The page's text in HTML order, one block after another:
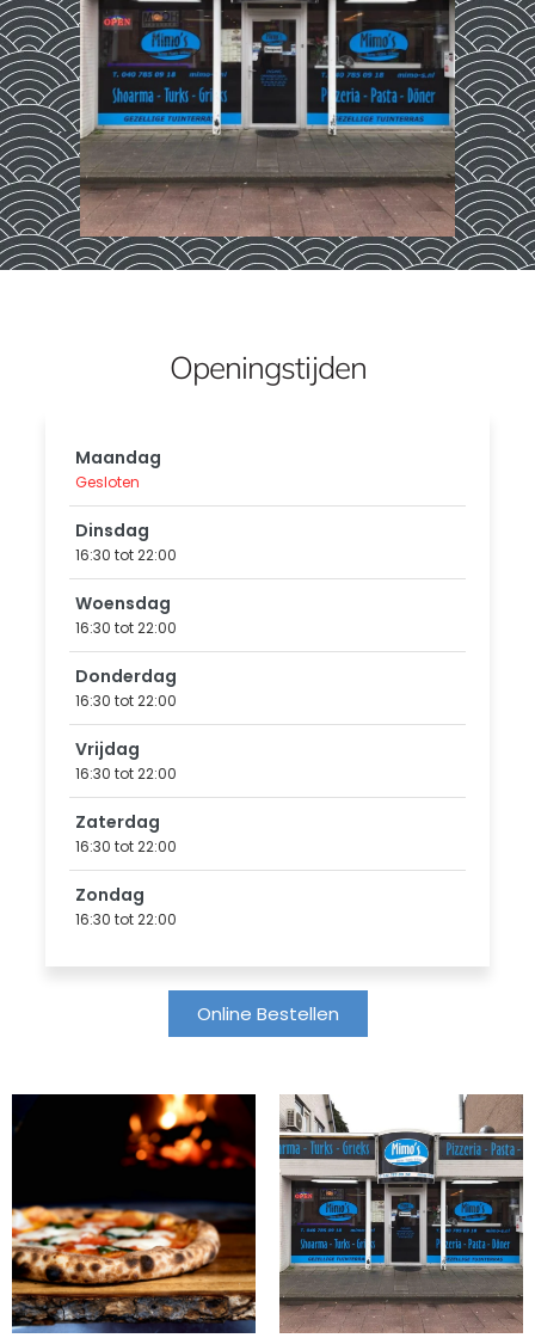
Openingstijden
Maandag
Gesloten
Dinsdag
16:30 tot 22:00
Woensdag
16:30 tot 22:00
Donderdag
16:30 tot 22:00
Vrijdag
16:30 tot 22:00
Zaterdag
16:30 tot 22:00
Zondag
16:30 tot 22:00
Online Bestellen